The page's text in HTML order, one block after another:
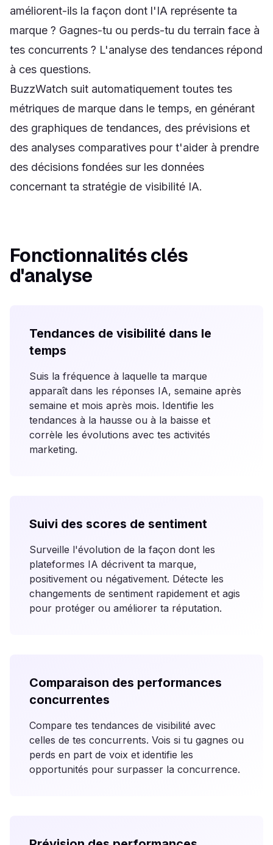
améliorent-ils la façon dont l'IA représente ta
marque ? Gagnes-tu ou perds-tu du terrain face à
tes concurrents ? L'analyse des tendances répond
à ces questions.
BuzzWatch suit automatiquement toutes tes
métriques de marque dans le temps, en générant
des graphiques de tendances, des prévisions et
des analyses comparatives pour t'aider à prendre
des décisions fondées sur les données
concernant ta stratégie de visibilité IA.
Fonctionnalités clés
d'analyse
Tendances de visibilité dans le
temps
Suis la fréquence à laquelle ta marque
apparaît dans les réponses IA, semaine après
semaine et mois après mois. Identifie les
tendances à la hausse ou à la baisse et
corrèle les évolutions avec tes activités
marketing.
Suivi des scores de sentiment
Surveille l'évolution de la façon dont les
plateformes IA décrivent ta marque,
positivement ou négativement. Détecte les
changements de sentiment rapidement et agis
pour protéger ou améliorer ta réputation.
Comparaison des performances
concurrentes
Compare tes tendances de visibilité avec
celles de tes concurrents. Vois si tu gagnes ou
perds en part de voix et identifie les
opportunités pour surpasser la concurrence.